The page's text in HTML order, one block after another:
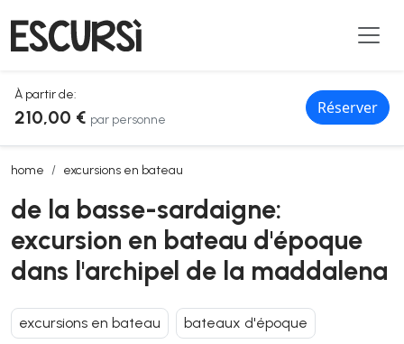
À partir de:
210,00 € par personne
Réserver
home excursions en bateau
de la basse-sardaigne: excursion en bateau d'époque dans
de la basse-sardaigne:
excursion en bateau d'époque
dans l'archipel de la maddalena
excursions en bateau bateaux d'époque